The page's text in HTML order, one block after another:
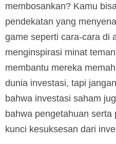
membosankan? Kamu
pendekatan yang
game seperti cara-cara di
menginspirasi minat
membantu mereka
dunia investasi, tapi
bahwa investasi saham
bahwa pengetahuan serta
kunci kesuksesan dari